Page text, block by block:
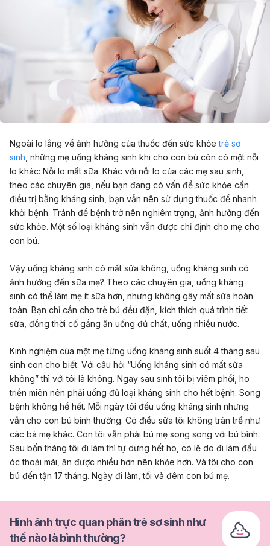
Ngoài lo lắng về ảnh hưởng của thuốc đến sức khỏetrẻ sơ
sinh , những mẹ uống kháng sinh khi cho con bú còn có một nỗi
lo khác: Nỗi lo mất sữa. Khác với nỗi lo của các mẹ sau sinh,
theo các chuyên gia, nếu bạn đang có vấn đề sức khỏe cần
điều trị bằng kháng sinh, bạn vẫn nên sử dụng thuốc để nhanh
khỏi bệnh. Tránh để bệnh trở nên nghiêm trọng, ảnh hưởng đến
sức khỏe. Một số loại kháng sinh vẫn được chỉ định cho mẹ cho
con bú.
Vậy uống kháng sinh có mất sữa không, uống kháng sinh có
ảnh hưởng đến sữa mẹ? Theo các chuyên gia, uống kháng
sinh có thể làm mẹ ít sữa hơn, nhưng không gây mất sữa hoàn
toàn. Bạn chỉ cần cho trẻ bú đều đặn, kích thích quá trình tiết
sữa, đồng thời cố gắng ăn uống đủ chất, uống nhiều nước.
Kinh nghiệm của một mẹ từng uống kháng sinh suốt 4 tháng sau
sinh con cho biết: Với câu hỏi “Uống kháng sinh có mất sữa
không” thì với tôi là không. Ngay sau sinh tôi bị viêm phổi, ho
triền miên nên phải uống đủ loại kháng sinh cho hết bệnh. Song
bệnh không hề hết. Mỗi ngày tôi đều uống kháng sinh nhưng
vẫn cho con bú bình thường. Có điều sữa tôi không tràn trề như
các bà mẹ khác. Con tôi vẫn phải bú mẹ song song với bú bình.
Sau bốn tháng tôi đi làm thì tự dưng hết ho, có lẽ do đi làm đầu
óc thoải mái, ăn được nhiều hơn nên khỏe hơn. Và tôi cho con
bú đến tận 17 tháng. Ngày đi làm, tối và đêm con bú mẹ.
Hình ảnh trực quan phân trẻ sơ sinh như
thế nào là bình thường?